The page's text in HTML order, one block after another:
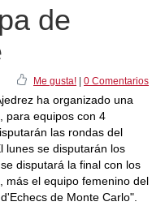
de
Me gusta! 0 Comentarios
ha organizado una
para equipos con 4
las rondas del
lunes se disputarán los
disputará la final con los
más el equipo femenino del
de Monte Carlo".